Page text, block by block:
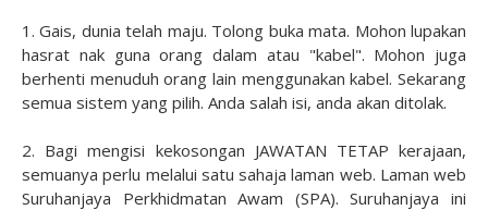
1. Gais, dunia telah maju. Tolong buka mata. Mohon lupakan
hasrat nak guna orang dalam atau "kabel". Mohon juga
berhenti menuduh orang lain menggunakan kabel. Sekarang
semua sistem yang pilih. Anda salah isi, anda akan ditolak.
2. Bagi mengisi kekosongan JAWATAN TETAP kerajaan,
semuanya perlu melalui satu sahaja laman web. Laman web
Suruhanjaya Perkhidmatan Awam (SPA). Suruhanjaya ini